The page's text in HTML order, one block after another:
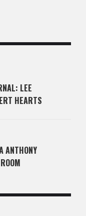
LEE
HEARTS
ANTHONY